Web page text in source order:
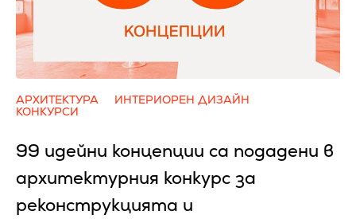
АРХИТЕКТУРА
ИНТЕРИОРЕН ДИЗАЙН
КОНКУРСИ
99 идейни концепции са подадени в
архитектурния конкурс за
реконструкцията и